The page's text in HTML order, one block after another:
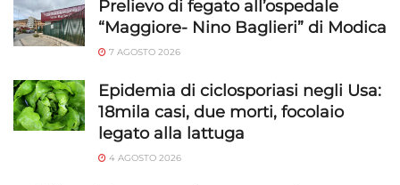
Prelievo di fegato all’ospedale
“Maggiore- Nino Baglieri” di Modica
7 AGOSTO 2026
Epidemia di ciclosporiasi negli Usa:
18mila casi, due morti, focolaio
legato alla lattuga
4 AGOSTO 2026